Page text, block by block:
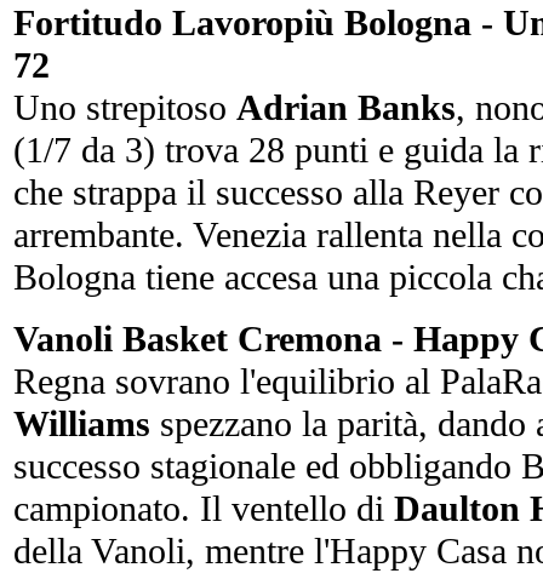
Fortitudo Lavoropiù Bologna -
72
Uno strepitoso Adrian Banks,
(1/7 da 3) trova 28 punti e guida la
che strappa il successo alla Reyer
arrembante. Venezia rallenta nella
Bologna tiene accesa una piccola
Vanoli Basket Cremona - Happy
Regna sovrano l'equilibrio al
Williams spezzano la parità,
successo stagionale ed
campionato. Il ventello di Daulton
della Vanoli, mentre l'Happy Casa